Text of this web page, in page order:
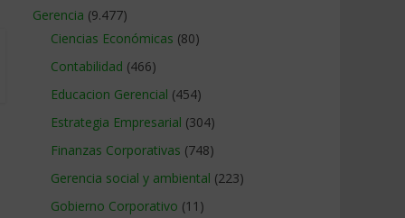
Gerencia (9.477)
Ciencias Económicas (80)
Contabilidad (466)
Educacion Gerencial (454)
Estrategia Empresarial (304)
Finanzas Corporativas (748)
Gerencia social y ambiental (223)
Gobierno Corporativo (11)